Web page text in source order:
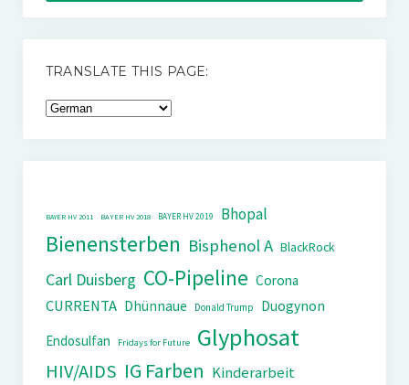
TRANSLATE THIS PAGE:
BAYER HV 2011 BAYER HV 2018 BAYER HV 2019 Bhopal
Bienensterben Bisphenol A BlackRock
Carl Duisberg CO-Pipeline Corona
CURRENTA Dhünnaue Donald Trump
Duogynon
Endosulfan
Fridays for Future Glyphosat
HIV/AIDS IG Farben Kinderarbeit